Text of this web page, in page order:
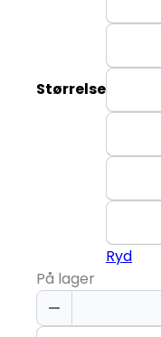
Størrelse
Ryd
På lager
Langærmet
Poloshirt